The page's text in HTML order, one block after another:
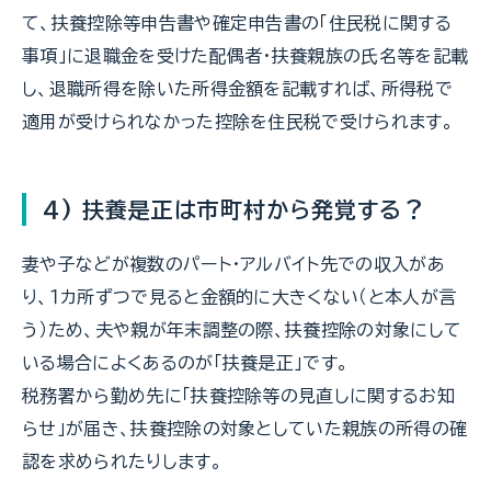
て、扶養控除等申告書や確定申告書の「住民税に関する
事項」に退職金を受けた配偶者・扶養親族の氏名等を記載
し、退職所得を除いた所得金額を記載すれば、所得税で
適用が受けられなかった控除を住民税で受けられます。
4) 扶養是正は市町村から発覚する？
妻や子などが複数のパート・アルバイト先での収入があ
り、１カ所ずつで見ると金額的に大きくない（と本人が言
う）ため、夫や親が年末調整の際、扶養控除の対象にして
いる場合によくあるのが「扶養是正」です。
税務署から勤め先に「扶養控除等の見直しに関するお知
らせ」が届き、扶養控除の対象としていた親族の所得の確
認を求められたりします。